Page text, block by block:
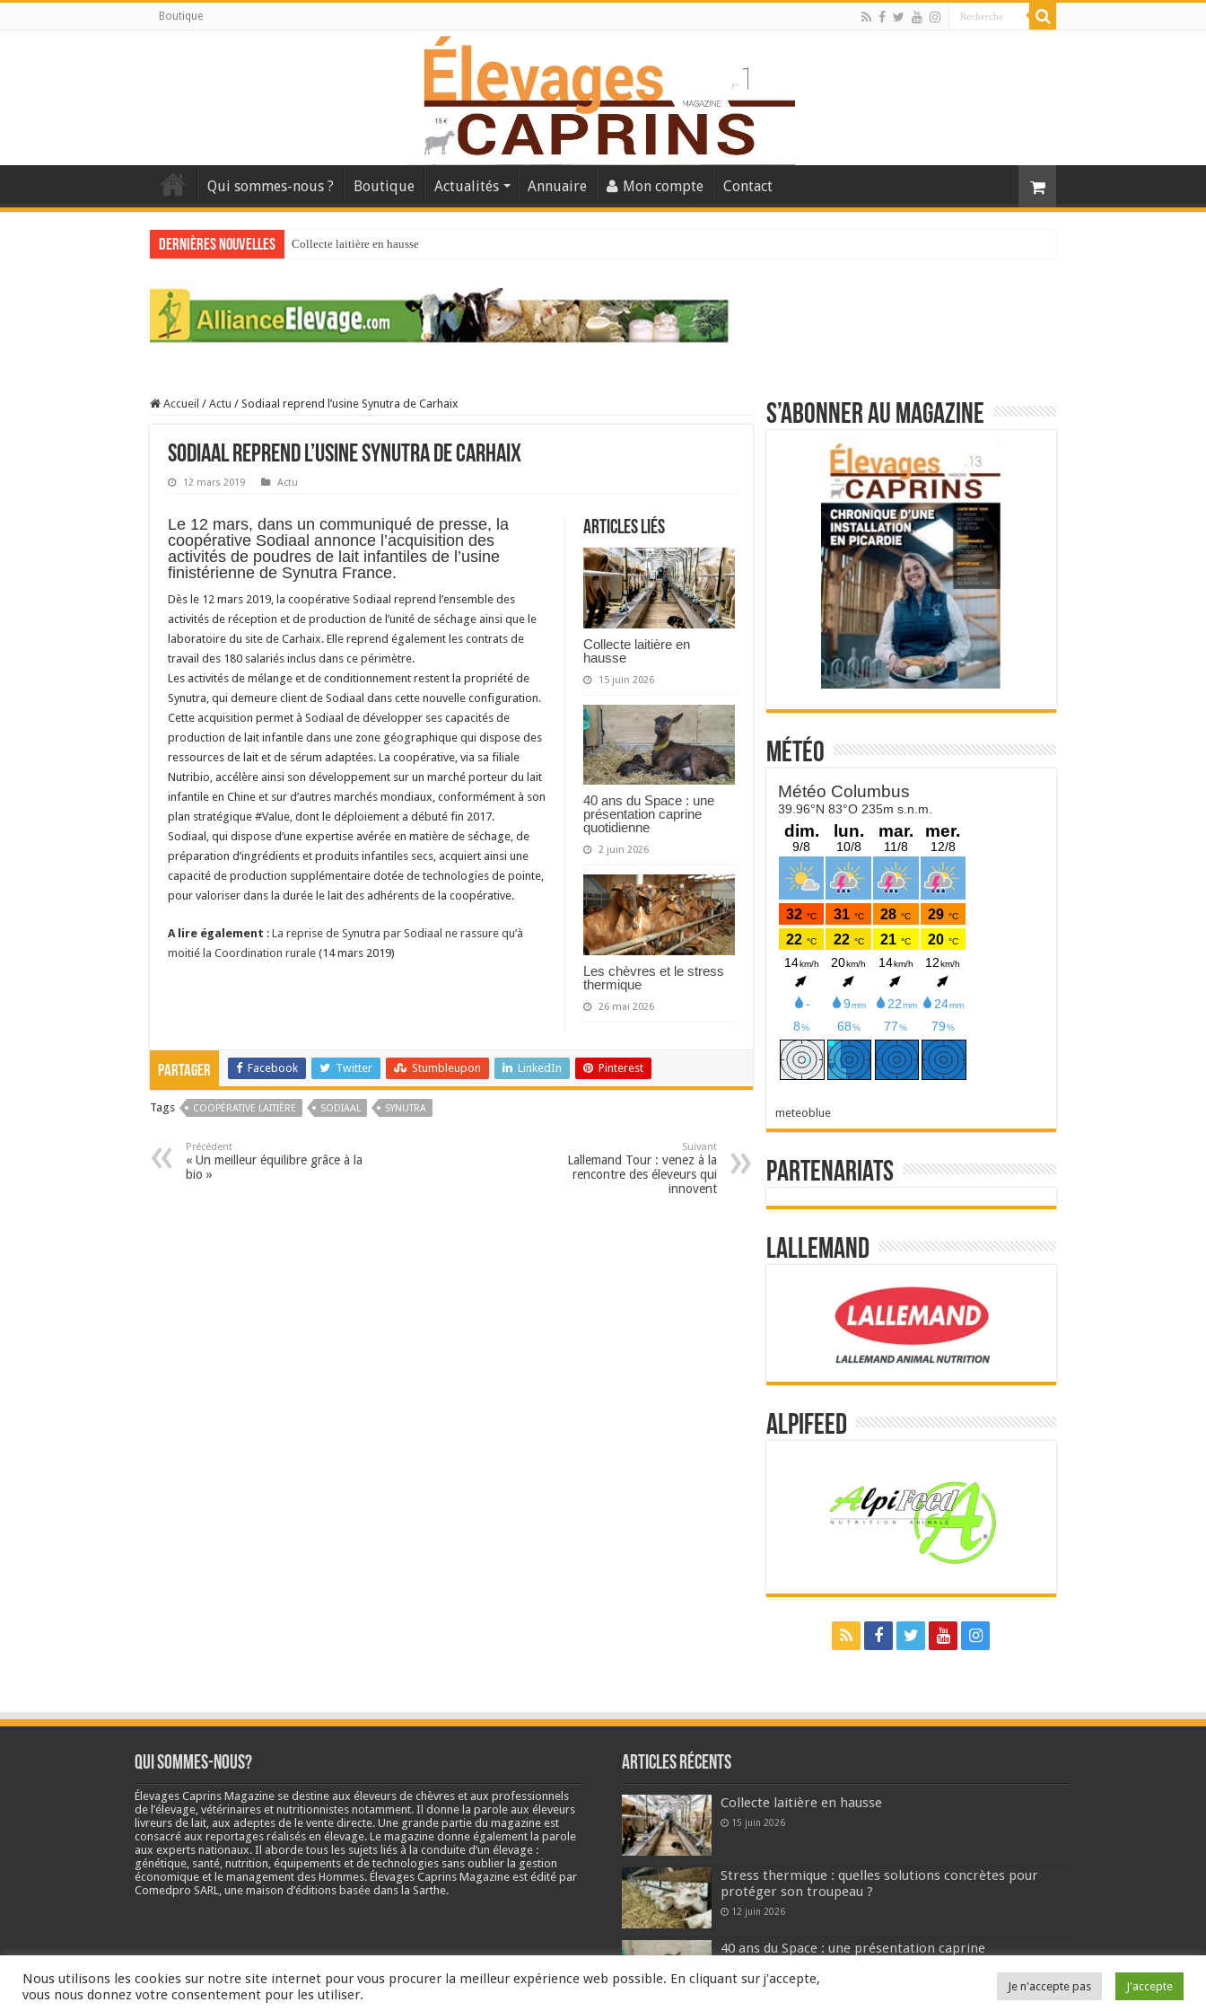
Boutique
Qui sommes-nous ? Boutique Actualités Annuaire Mon compte Contact
Dernières nouvelles Collecte laitière en hausse
40 ans du Space : une présentation caprine quotidienne
Les chèvres et le stress thermique
Accueil / Actu / Sodiaal reprend l’usine Synutra de Carhaix
Sodiaal reprend l’usine Synutra de Carhaix
12 mars 2019 Actu
Articles liés
Collecte laitière en
hausse
15 juin 2026
40 ans du Space : une
présentation caprine
quotidienne
2 juin 2026
Les chèvres et le stress
thermique
26 mai 2026
Le 12 mars, dans un communiqué de presse, la
coopérative Sodiaal annonce l’acquisition des
activités de poudres de lait infantiles de l’usine
finistérienne de Synutra France.
Dès le 12 mars 2019, la coopérative Sodiaal reprend l’ensemble des
activités de réception et de production de l’unité de séchage ainsi que le
laboratoire du site de Carhaix. Elle reprend également les contrats de
travail des 180 salariés inclus dans ce périmètre.
Les activités de mélange et de conditionnement restent la propriété de
Synutra, qui demeure client de Sodiaal dans cette nouvelle configuration.
Cette acquisition permet à Sodiaal de développer ses capacités de
production de lait infantile dans une zone géographique qui dispose des
ressources de lait et de sérum adaptées. La coopérative, via sa filiale
Nutribio, accélère ainsi son développement sur un marché porteur du lait
infantile en Chine et sur d’autres marchés mondiaux, conformément à son
plan stratégique #Value, dont le déploiement a débuté fin 2017.
Sodiaal, qui dispose d’une expertise avérée en matière de séchage, de
préparation d’ingrédients et produits infantiles secs, acquiert ainsi une
capacité de production supplémentaire dotée de technologies de pointe,
pour valoriser dans la durée le lait des adhérents de la coopérative.
A lire également : La reprise de Synutra par Sodiaal ne rassure qu’à
moitié la Coordination rurale (14 mars 2019)
Partager Facebook Twitter Stumbleupon LinkedIn Pinterest
Tags COOPÉRATIVE LAITIÈRE SODIAAL SYNUTRA
Précédent
« Un meilleur équilibre grâce à la
bio »
Suivant
Lallemand Tour : venez à la
rencontre des éleveurs qui
innovent
S’abonner au magazine
Météo
meteoblue
Partenariats
Lallemand
Alpifeed
Qui sommes-nous?
Élevages Caprins Magazine se destine aux éleveurs de chèvres et aux professionnels
de l’élevage, vétérinaires et nutritionnistes notamment. Il donne la parole aux éleveurs
livreurs de lait, aux adeptes de le vente directe. Une grande partie du magazine est
consacré aux reportages réalisés en élevage. Le magazine donne également la parole
aux experts nationaux. Il aborde tous les sujets liés à la conduite d’un élevage :
génétique, santé, nutrition, équipements et de technologies sans oublier la gestion
économique et le management des Hommes. Élevages Caprins Magazine est édité par
Comedpro SARL, une maison d’éditions basée dans la Sarthe.
Articles récents
Collecte laitière en hausse
15 juin 2026
Stress thermique : quelles solutions concrètes pour
protéger son troupeau ?
12 juin 2026
40 ans du Space : une présentation caprine
2 juin 2026
Nous utilisons les cookies sur notre site internet pour vous procurer la meilleur expérience web possible. En cliquant sur j'accepte,
vous nous donnez votre consentement pour les utiliser.
Je n'accepte pas J'accepte